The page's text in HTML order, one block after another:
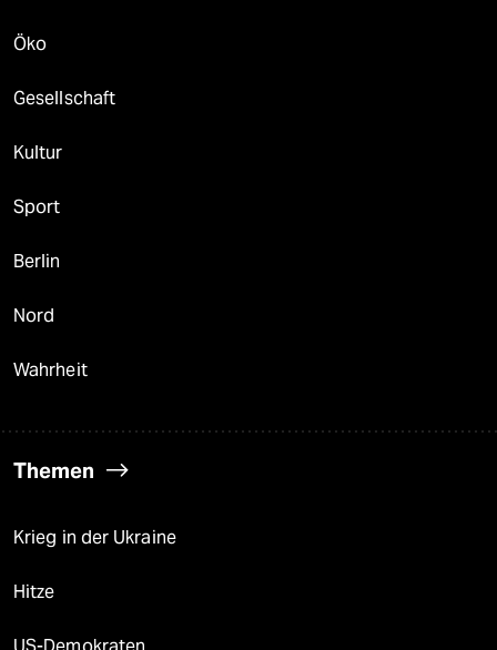
Öko
Gesellschaft
Kultur
Sport
Berlin
Nord
Wahrheit
Themen
Krieg in der Ukraine
Hitze